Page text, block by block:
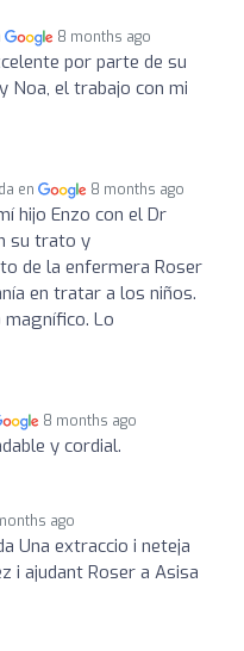
8 months ago
por parte de su
Noa, el trabajo con mi
en 8 months ago
hijo Enzo con el Dr
su trato y
de la enfermera Roser
en tratar a los niños.
magnífico. Lo
8 months ago
y cordial.
ago
Una extraccio i neteja
i ajudant Roser a Asisa